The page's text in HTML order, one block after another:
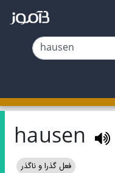
hausen
فعل گذرا و ناگذر